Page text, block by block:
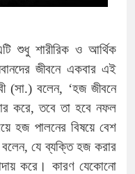
শুধু শারীরিক ও আর্থিক
জীবনে একবার এই
(সা.) বলেন, ‘হজ জীবনে
করে, তবে তা হবে নফল
হজ পালনের বিষয়ে বেশ
যে ব্যক্তি হজ করার
করে। কারণ যেকোনো